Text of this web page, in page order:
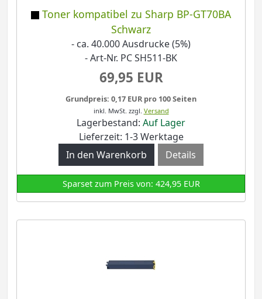
Toner kompatibel zu Sharp BP-GT70BA
Schwarz
- ca. 40.000 Ausdrucke (5%)
- Art-Nr. PC SH511-BK
69,95 EUR
Grundpreis: 0,17 EUR pro 100 Seiten
inkl. MwSt. zzgl. Versand
Lagerbestand: Auf Lager
Lieferzeit: 1-3 Werktage
Details
Sparset zum Preis von: 424,95 EUR